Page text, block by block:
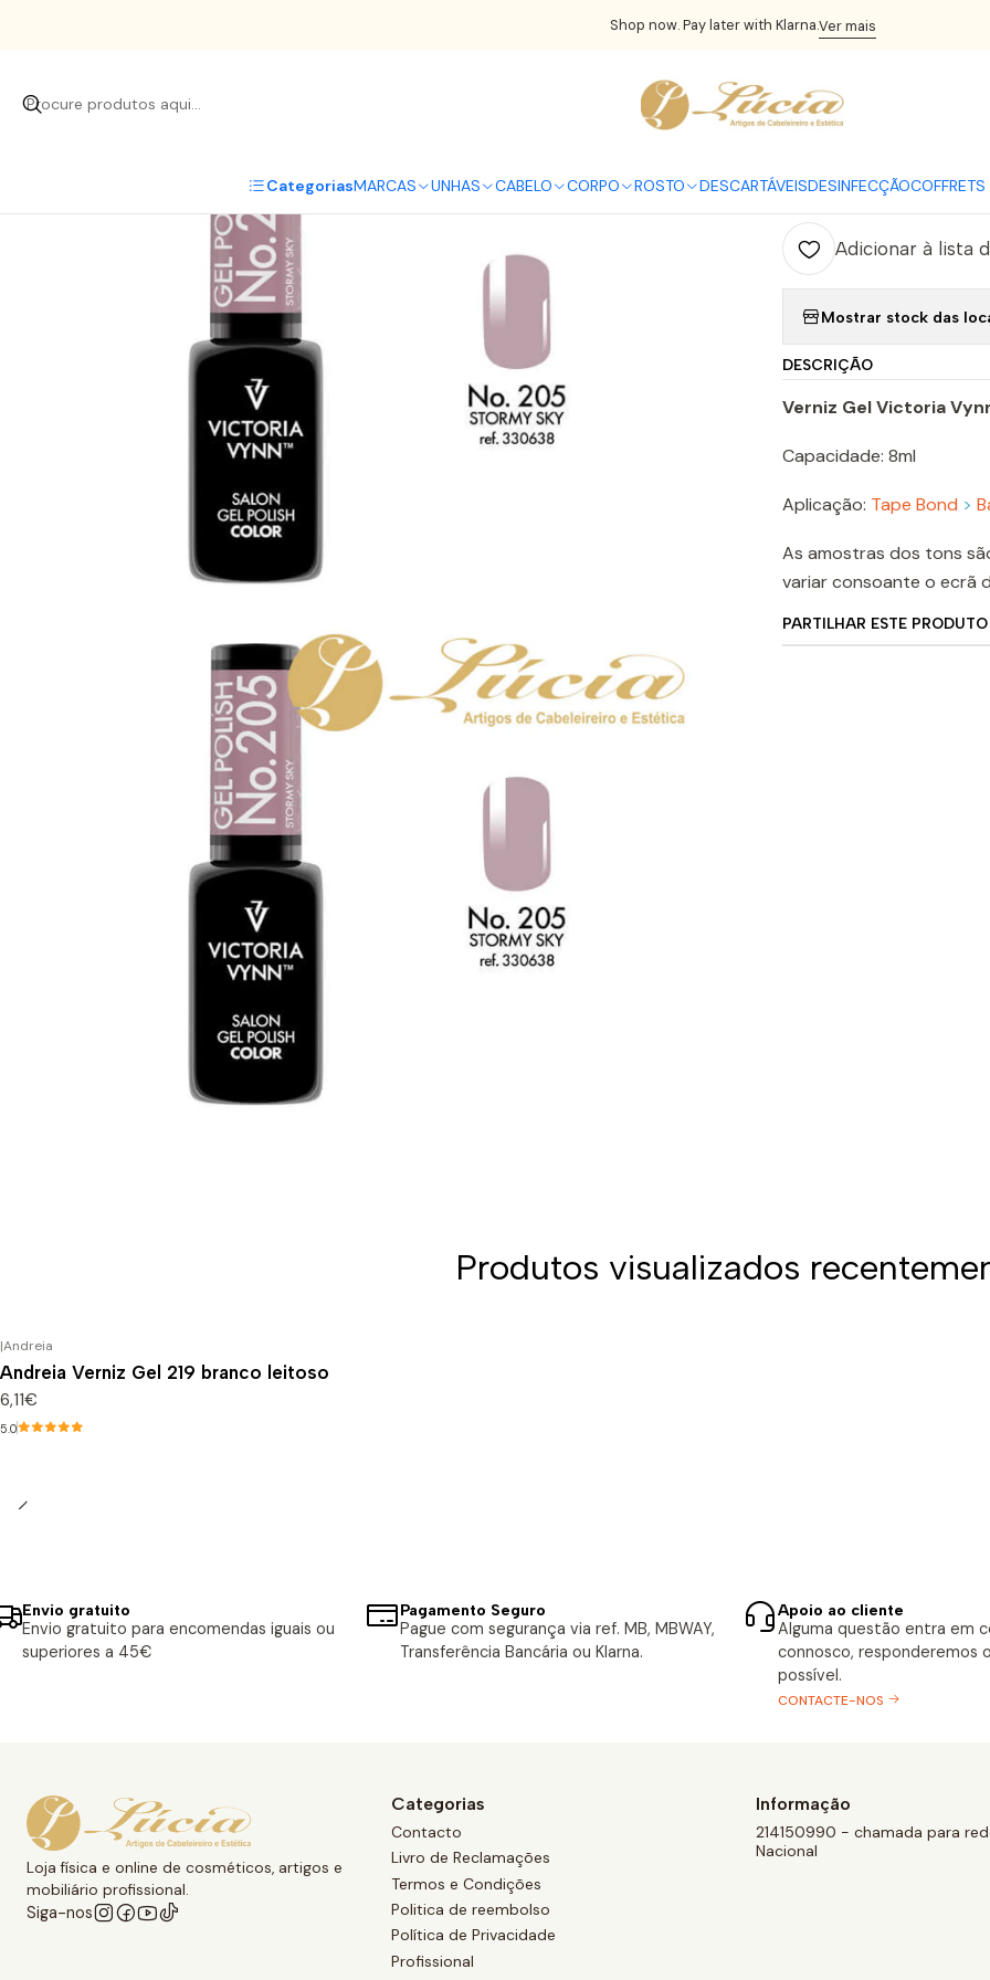
CategoriasMARCAS UNHAS CABELO CORPO ROSTO DESCARTÁVEISDESINFECÇÃO
Shop now. Pay later with Klarna.Ver mais
Verniz Gel Victoria Vynn Victoria Vynn Gel Polish
|
Victoria
Quantidade
Adicionar à lista
Mostrar stock das
DESCRIÇÃO
Verniz Gel Victoria
Capacidade: 8ml
Aplicação: Tape Bond >
As amostras dos tons
variar consoante o ecrã
PARTILHAR ESTE PRODUTO
Produtos visualizados
|Andreia
Andreia Verniz Gel 219 branco leitoso
6,11€
5.0
Envio gratuito
Envio gratuito para encomendas iguais ou
superiores a 45€
Pagamento Seguro
Pague com segurança via ref. MB, MBWAY,
Transferência Bancária ou Klarna.
Apoio ao cliente
Alguma questão entra em
connosco, responderemos
possível.
CONTACTE-NOS
Loja física e online de cosméticos, artigos e
mobiliário profissional.
Siga-nos
Categorias
Contacto
Livro de Reclamações
Termos e Condições
Politica de reembolso
Política de Privacidade
Profissional
Informação
214150990 - chamada para
Nacional